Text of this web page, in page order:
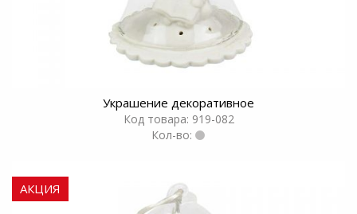
Украшение декоративное
Код товара: 919-082
Кол-во:
АКЦИЯ